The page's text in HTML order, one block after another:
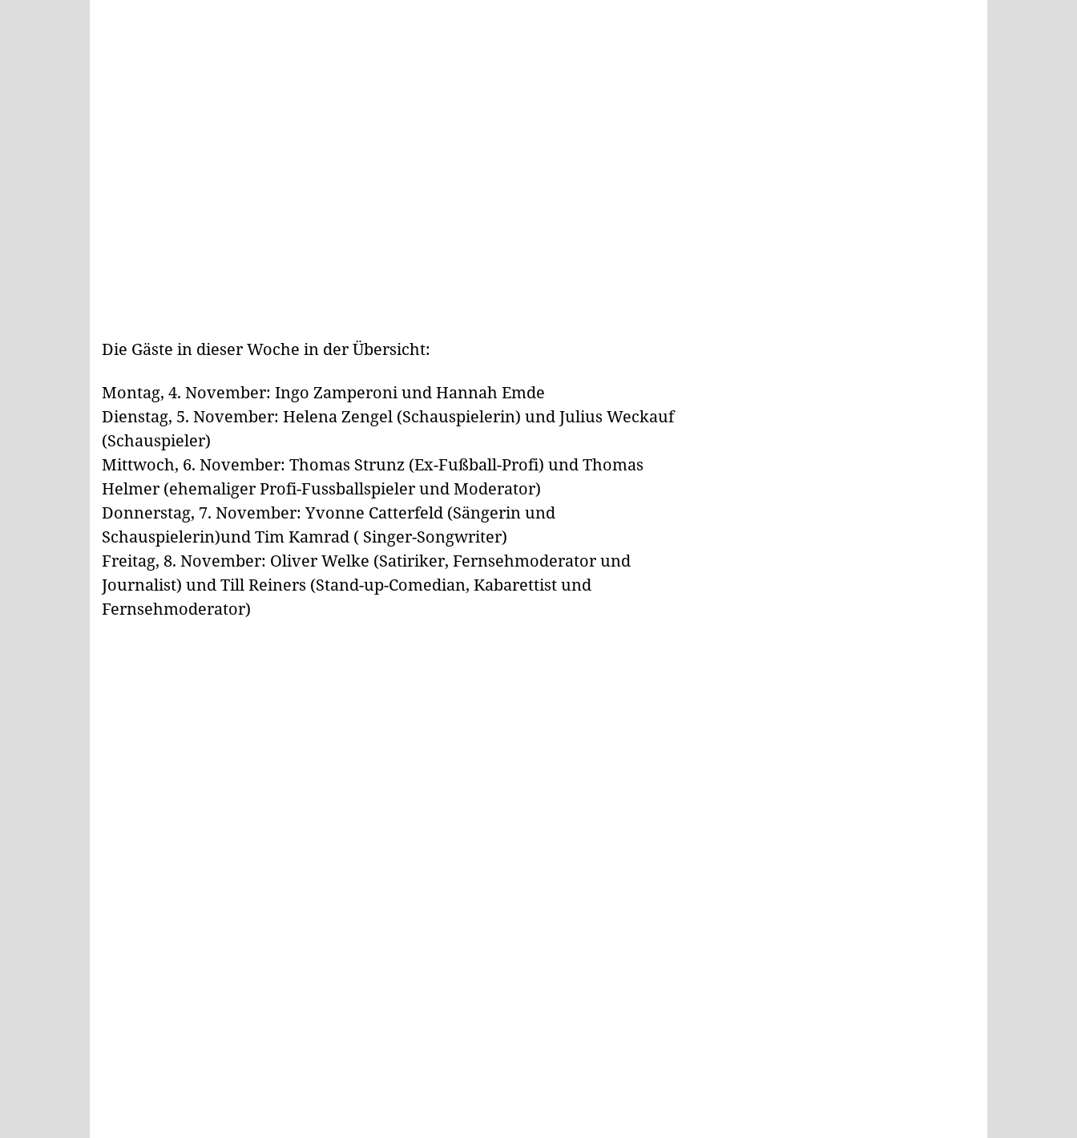
Die Gäste in dieser Woche in der Übersicht:
Montag, 4. November: Ingo Zamperoni und Hannah Emde
Dienstag, 5. November: Helena Zengel (Schauspielerin) und Julius Weckauf
(Schauspieler)
Mittwoch, 6. November: Thomas Strunz (Ex-Fußball-Profi) und Thomas
Helmer (ehemaliger Profi-Fussballspieler und Moderator)
Donnerstag, 7. November: Yvonne Catterfeld (Sängerin und
Schauspielerin)und Tim Kamrad ( Singer-Songwriter)
Freitag, 8. November: Oliver Welke (Satiriker, Fernsehmoderator und
Journalist) und Till Reiners (Stand-up-Comedian, Kabarettist und
Fernsehmoderator)